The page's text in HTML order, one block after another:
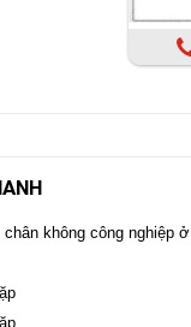
chân không công nghiệp ở